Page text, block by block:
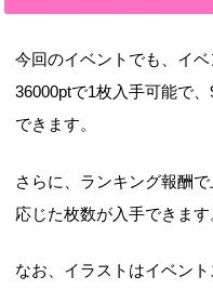
今回のイベントでも、イ
36000ptで1枚入手可能で
できます。
さらに、ランキング報酬
応じた枚数が入手できます
なお、イラストはイベン